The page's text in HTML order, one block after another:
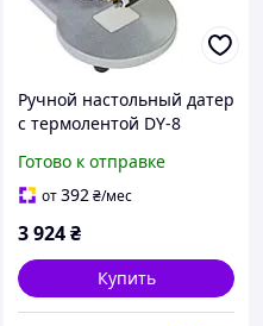
Ручной настольный датер
с термолентой DY-8
термопринтер Hualian
Датировщик ручной
Готово к отправке
от392₴/мес
3 924₴
Купить